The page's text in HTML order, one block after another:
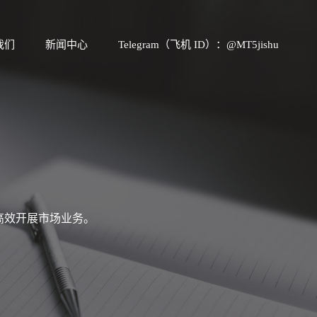
新闻中心 Telegram（飞机 ID）：@MT5jishu
开展市场业务。